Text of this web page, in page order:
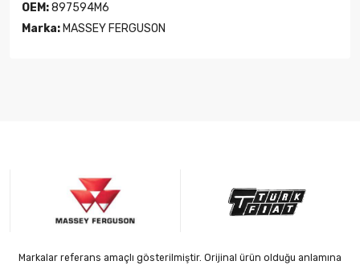
OEM:897594M6
Marka: MASSEY FERGUSON
Markalar referans amaçlı gösterilmiştir. Orijinal ürün olduğu anlamına